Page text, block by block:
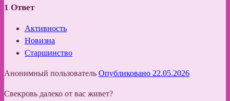
1 Ответ
Активность
Новизна
Старшинство
Анонимный пользователь Опубликовано 22.05.2026
Свекровь далеко от вас живет?